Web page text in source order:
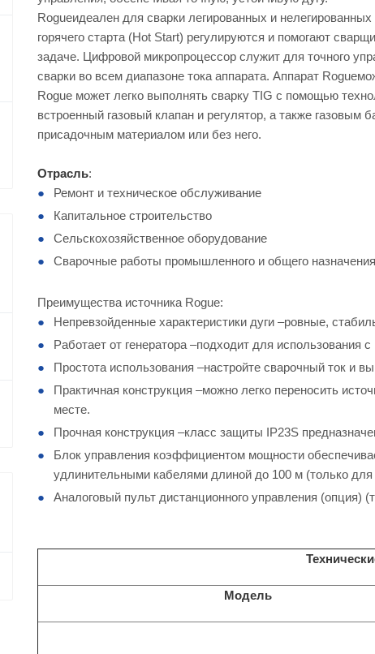
Rogueидеален для сварки легированных и
горячего старта (Hot Start) регулируются и помогают
задаче. Цифровой микропроцессор служит для точного
сварки во всем диапазоне тока аппарата. Аппарат
Rogue может легко выполнять сварку TIG с помощью
встроенный газовый клапан и регулятор, а также
присадочным материалом или без него.
Отрасль:
Ремонт и техническое обслуживание
Капитальное строительство
Сельскохозяйственное оборудование
Сварочные работы промышленного и общего назначения
Преимущества источника Rogue:
Непревзойденные характеристики дуги –ровные,
Работает от генератора –подходит для использования
Простота использования –настройте сварочный ток и
Практичная конструкция –можно легко переносить
месте.
Прочная конструкция –класс защиты IP23S
Блок управления коэффициентом мощности
удлинительными кабелями длиной до 100 м (только для
Аналоговый пульт дистанционного управления (опция)
Модель